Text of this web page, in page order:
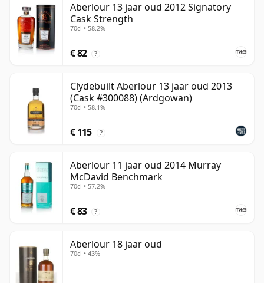
Aberlour 13 jaar oud 2012 Signatory
Cask Strength
70cl • 58.2%
€ 82 ?
Clydebuilt Aberlour 13 jaar oud 2013
(Cask #300088) (Ardgowan)
70cl • 58.1%
€ 115 ?
Aberlour 11 jaar oud 2014 Murray
McDavid Benchmark
70cl • 57.2%
€ 83 ?
Aberlour 18 jaar oud
70cl • 43%